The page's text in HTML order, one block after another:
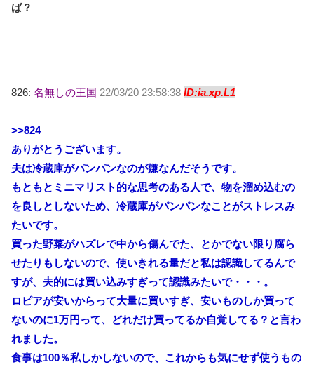
ば？
826: 名無しの王国 22/03/20 23:58:38 ID:ia.xp.L1
>>824
ありがとうございます。
夫は冷蔵庫がパンパンなのが嫌なんだそうです。
もともとミニマリスト的な思考のある人で、物を溜め込むの
を良しとしないため、冷蔵庫がパンパンなことがストレスみ
たいです。
買った野菜がハズレで中から傷んでた、とかでない限り腐ら
せたりもしないので、使いきれる量だと私は認識してるんで
すが、夫的には買い込みすぎって認識みたいで・・・。
ロピアが安いからって大量に買いすぎ、安いものしか買って
ないのに1万円って、どれだけ買ってるか自覚してる？と言わ
れました。
食事は100％私しかしないので、これからも気にせず使うもの